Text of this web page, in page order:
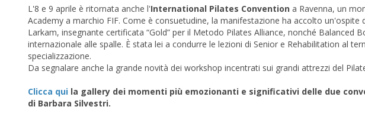
L'8 e 9 aprile è ritornata anche l'International Pilates Convention a Ravenna, un
Academy a marchio FIF. Come è consuetudine, la manifestazione ha accolto un'ospite
Larkam, insegnante certificata “Gold” per il Metodo Pilates Alliance, nonché Balanced
internazionale alle spalle. È stata lei a condurre le lezioni di Senior e Rehabilitation al
specializzazione.
Da segnalare anche la grande novità dei workshop incentrati sui grandi attrezzi del
Clicca qui la gallery dei momenti più emozionanti e significativi delle due
di Barbara Silvestri.